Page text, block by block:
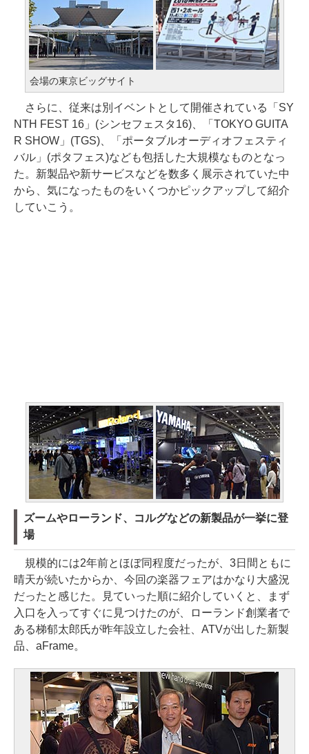
会場の東京ビッグサイト
さらに、従来は別イベントとして開催されている「SY
NTH FEST 16」(シンセフェスタ16)、「TOKYO GUITA
R SHOW」(TGS)、「ポータブルオーディオフェスティ
バル」(ポタフェス)なども包括した大規模なものとなっ
た。新製品や新サービスなどを数多く展示されていた中
から、気になったものをいくつかピックアップして紹介
していこう。
ズームやローランド、コルグなどの新製品が一挙に登
場
規模的には2年前とほぼ同程度だったが、3日間ともに
晴天が続いたからか、今回の楽器フェアはかなり大盛況
だったと感じた。見ていった順に紹介していくと、まず
入口を入ってすぐに見つけたのが、ローランド創業者で
ある梯郁太郎氏が昨年設立した会社、ATVが出した新製
品、aFrame。